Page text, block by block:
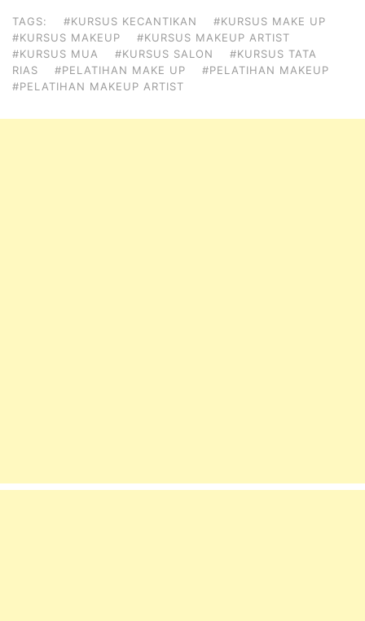
TAGS: #KURSUS KECANTIKAN
#KURSUS MAKE UP
#KURSUS MAKEUP
#KURSUS MAKEUP ARTIST
#KURSUS MUA
#KURSUS SALON
#KURSUS TATA
RIAS
#PELATIHAN MAKE UP
#PELATIHAN MAKEUP
#PELATIHAN MAKEUP ARTIST